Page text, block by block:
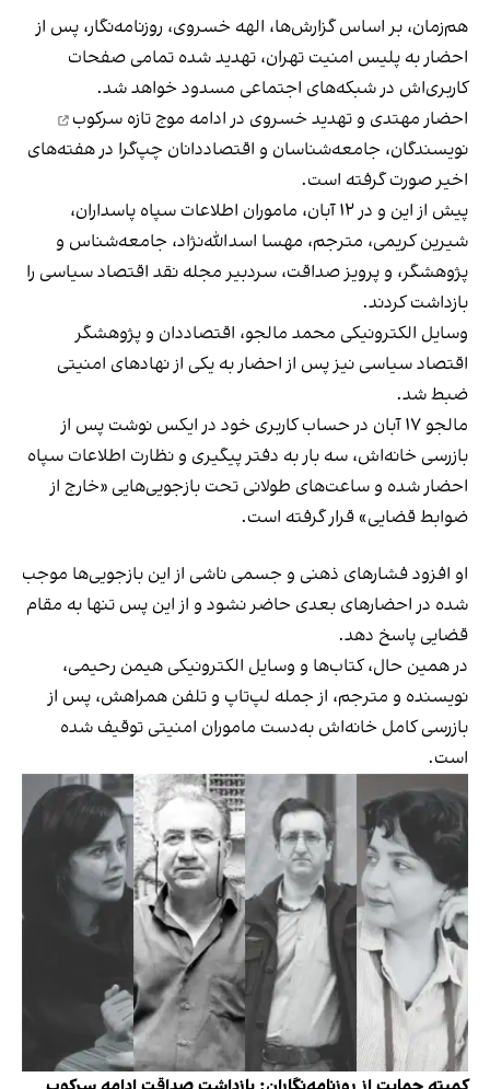
هم‌زمان، بر اساس گزارش‌ها، الهه خسروی، روزنامه‌نگار، پس از
احضار به پلیس امنیت تهران، تهدید شده تمامی صفحات
کاربری‌اش در شبکه‌های اجتماعی مسدود خواهد شد.
احضار مهتدی و تهدید خسروی در ادامه موج تازه سرکوب
نویسندگان، جامعه‌شناسان و اقتصاددانان چپ‌گرا در هفته‌های
اخیر صورت گرفته است.
پیش از این و در ۱۲ آبان، ماموران اطلاعات سپاه پاسداران،
شیرین کریمی، مترجم، مهسا اسدالله‌نژاد، جامعه‌شناس و
پژوهشگر، و پرویز صداقت، سردبیر مجله نقد اقتصاد سیاسی را
بازداشت کردند.
وسایل الکترونیکی محمد مالجو، اقتصاددان و پژوهشگر
اقتصاد سیاسی نیز پس از احضار به یکی از نهادهای امنیتی
ضبط شد.
مالجو ۱۷ آبان در حساب کاربری خود در ایکس نوشت پس از
بازرسی خانه‌اش، سه بار به دفتر پیگیری و نظارت اطلاعات سپاه
احضار شده و ساعت‌های طولانی تحت بازجویی‌هایی «خارج از
ضوابط قضایی» قرار گرفته است.
او افزود فشارهای ذهنی و جسمی ناشی از این بازجویی‌ها موجب
شده در احضارهای بعدی حاضر نشود و از این پس تنها به مقام
قضایی پاسخ دهد.
در همین حال، کتاب‌ها و وسایل الکترونیکی هیمن رحیمی،
نویسنده و مترجم، از جمله لپ‌تاپ و تلفن همراهش، پس از
بازرسی کامل خانه‌اش به‌دست ماموران امنیتی توقیف شده
است.